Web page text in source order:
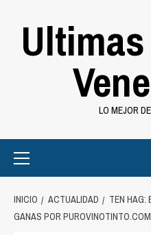
LO MEJOR
Menu
INICIO ACTUALIDAD
TEN HAG:
GANAS POR PUROVINOTINTO.COM